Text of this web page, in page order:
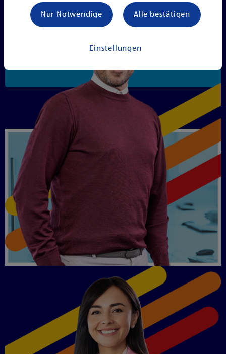
Einstellungen
Nur Notwendige Alle bestätigen